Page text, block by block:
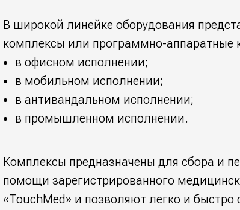
В широкой линейке оборудования
комплексы или программно-аппаратные
в офисном исполнении;
в мобильном исполнении;
в антивандальном исполнении;
в промышленном исполнении.
Комплексы предназначены для сбора и
помощи зарегистрированного
«TouchMed» и позволяют легко и быстро